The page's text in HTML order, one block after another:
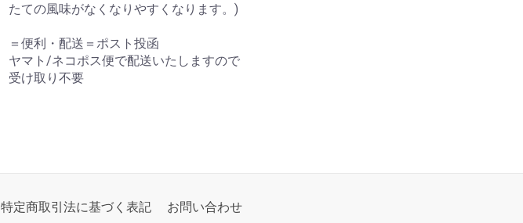
たての風味がなくなりやすくなります。)
＝便利・配送＝ポスト投函
ヤマト/ネコポス便で配送いたしますので
受け取り不要
特定商取引法に基づく表記 お問い合わせ